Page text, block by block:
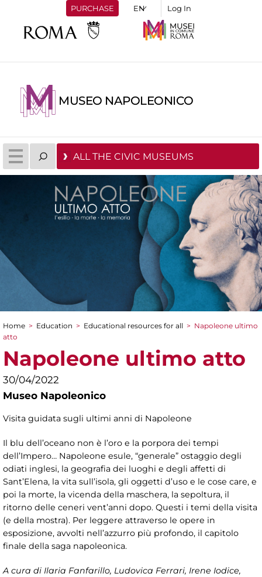
PURCHASE Log In
MUSEO NAPOLEONICO
ALL THE CIVIC MUSEUMS
You are here
Home > Education > Educational resources for all > Napoleone ultimo
atto
Napoleone ultimo atto
30/04/2022
Museo Napoleonico
Visita guidata sugli ultimi anni di Napoleone
Il blu dell’oceano non è l’oro e la porpora dei tempi
dell’Impero… Napoleone esule, “generale” ostaggio degli
odiati inglesi, la geografia dei luoghi e degli affetti di
Sant’Elena, la vita sull’isola, gli oggetti d’uso e le cose care, e
poi la morte, la vicenda della maschera, la sepoltura, il
ritorno delle ceneri vent’anni dopo. Questi i temi della visita
(e della mostra). Per leggere attraverso le opere in
esposizione, avvolti nell’azzurro più profondo, il capitolo
finale della saga napoleonica.
A cura di Ilaria Fanfarillo, Ludovica Ferrari, Irene Iodice,